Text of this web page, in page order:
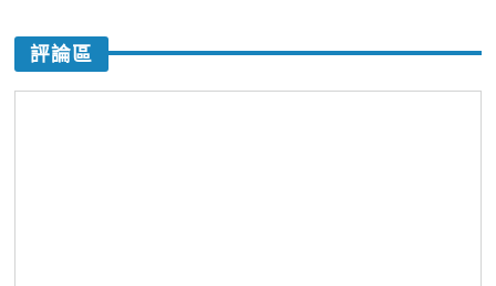
評論區